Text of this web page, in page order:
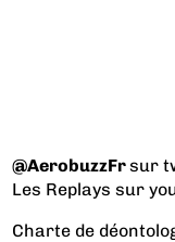
@AerobuzzFrsur
Les Replays sur
Charte de